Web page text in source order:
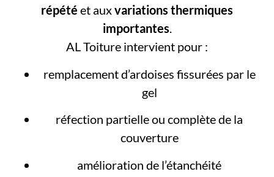
répété et auxvariations thermiques
importantes.
AL Toiture intervient pour :
remplacement d’ardoises fissurées par le
gel
réfection partielle ou complète de la
couverture
amélioration de l’étanchéité